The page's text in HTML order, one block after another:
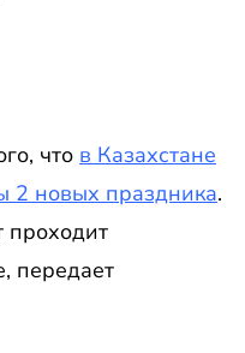
что в Казахстане
2 новых праздника.
проходит
передает